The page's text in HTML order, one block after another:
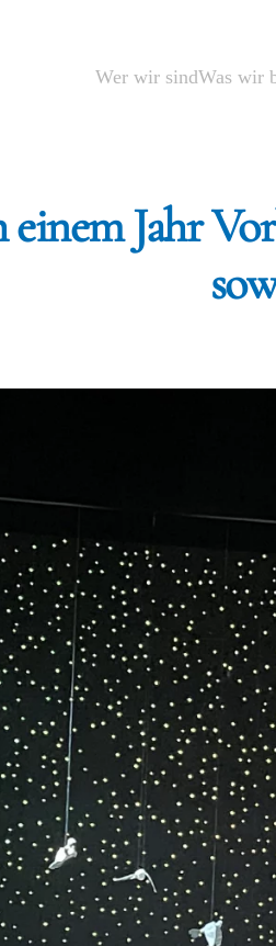
Wer wir sindWas wir
einem Jahr